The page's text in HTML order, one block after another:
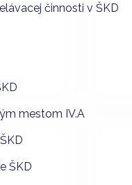
činnosti v ŠKD
mestom IV.A
ŠKD